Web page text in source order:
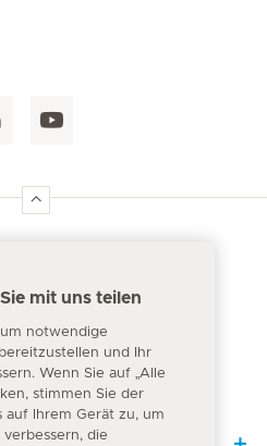
mit uns teilen
notwendige
und Ihr
Wenn Sie auf „Alle
stimmen Sie der
auf Ihrem Gerät zu, um
die